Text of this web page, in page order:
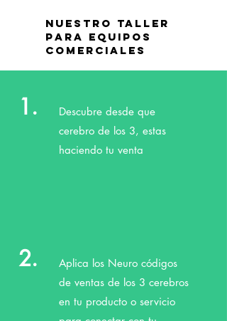
NUESTRo taller
PARA EQUIPOS
COMERCIALES
1.
Descubre desde que
cerebro de los 3, estas
haciendo tu venta
2.
Aplica los Neuro códigos
de ventas de los 3 cerebros
en tu producto o servicio